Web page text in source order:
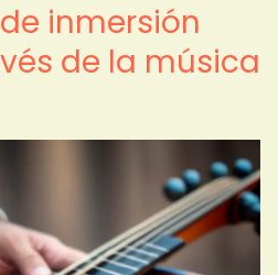
inmersión
de la música